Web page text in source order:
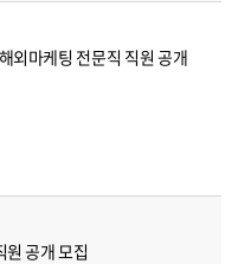
외마케팅 전문직 직원 공개
공개 모집